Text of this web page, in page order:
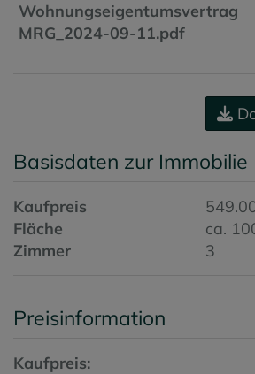
Wohnungseigentumsvertrag
MRG_2024-09-11.pdf
Basisdaten zur Immobilie
Kaufpreis
Fläche
ca.
Zimmer 3
Preisinformation
Kaufpreis: